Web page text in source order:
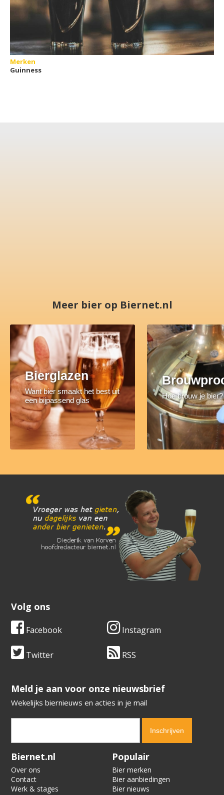
Merken
Guinness
Meer bier op Biernet.nl
Bierglazen
Want bier smaakt het best uit
een bijpassend glas
Hoe brouw je bier?
Volg ons
Facebook Instagram
Twitter RSS
​​​​​​​Meld je aan voor onze nieuwsbrief
Wekelijks biernieuws en acties in je mail
Verification code:
Biernet.nl
Over ons
Contact
Werk & stages
Populair
Bier merken
Bier aanbiedingen
Bier nieuws